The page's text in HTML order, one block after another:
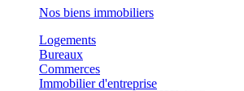
Nos biens immobiliers
Logements
Bureaux
Commerces
Immobilier d'entreprise